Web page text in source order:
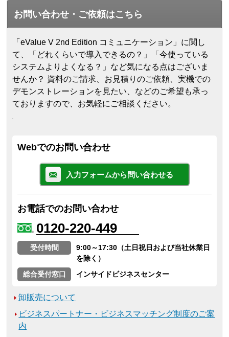
お問い合わせ・ご依頼はこちら
「eValue V 2nd Edition コミュニケーション」に関し
て、「どれくらいで導入できるの？」「今使っている
システムよりよくなる？」など気になる点はございま
せんか？ 資料のご請求、お見積りのご依頼、実機での
デモンストレーションを見たい、などのご希望も承っ
ておりますので、お気軽にご相談ください。
Webでのお問い合わせ
入力フォームから問い合わせる
お電話でのお問い合わせ
0120-220-449
受付時間
9:00～17:30（土日祝日および当社休業日
を除く）
総合受付窓口
インサイドビジネスセンター
卸販売について
ビジネスパートナー・ビジネスマッチング制度のご案
内